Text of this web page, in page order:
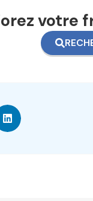
votre